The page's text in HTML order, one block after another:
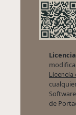
Licencia
de